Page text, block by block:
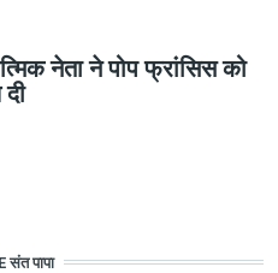
नेता ने पोप फ्रांसिस को
संत पापा